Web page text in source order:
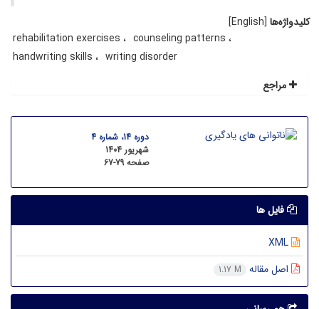
کلیدواژه‌ها [English]
rehabilitation exercises
counseling patterns
handwriting skills
writing disorder
مراجع
دوره 14، شماره 4
شهریور 1404
صفحه67-79
فایل ها
اصل مقاله
1.17 M